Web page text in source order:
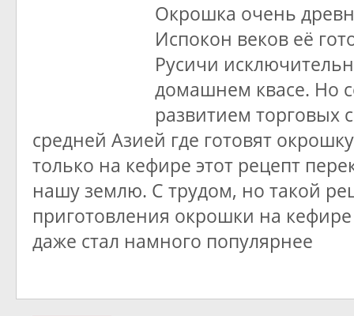
Окрошка очень
Испокон веков её
Русичи
домашнем квасе. Но
развитием торговых
средней Азией где готовят
только на кефире этот рецепт
нашу землю. С трудом, но такой
приготовления окрошки на
даже стал намного популярнее